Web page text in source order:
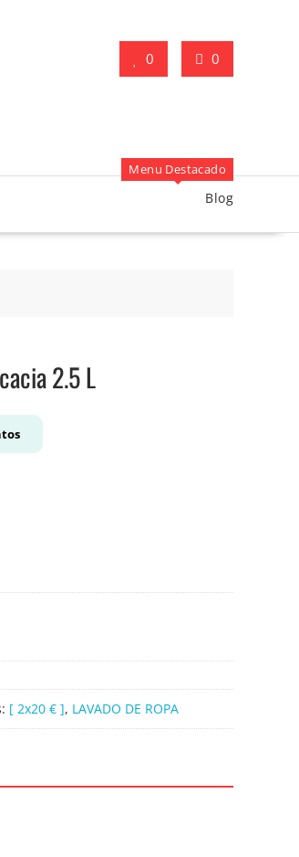
0 0
Menu Destacado
Blog
2.5 L
[ 2x20 € ], LAVADO DE ROPA